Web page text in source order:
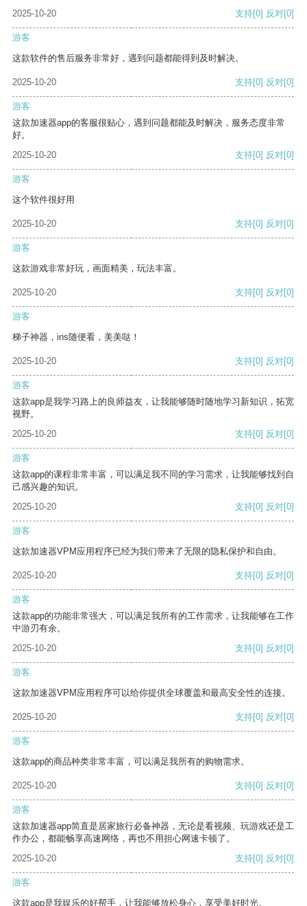
2025-10-20
支持[0] 反对[0]
游客
这款软件的售后服务非常好，遇到问题都能得到及时解决。
2025-10-20 支持[0] 反对[0]
游客
这款加速器app的客服很贴心，遇到问题都能及时解决，服务态度非常
好。
2025-10-20
支持[0] 反对[0]
游客
这个软件很好用
2025-10-20 支持[0] 反对[0]
游客
这款游戏非常好玩，画面精美，玩法丰富。
2025-10-20 支持[0] 反对[0]
游客
梯子神器，ins随便看，美美哒！
2025-10-20 支持[0] 反对[0]
游客
这款app是我学习路上的良师益友，让我能够随时随地学习新知识，拓宽
视野。
2025-10-20
支持[0] 反对[0]
游客
这款app的课程非常丰富，可以满足我不同的学习需求，让我能够找到自
己感兴趣的知识。
2025-10-20
支持[0] 反对[0]
游客
这款加速器VPM应用程序已经为我们带来了无限的隐私保护和自由。
2025-10-20 支持[0] 反对[0]
游客
这款app的功能非常强大，可以满足我所有的工作需求，让我能够在工作
中游刃有余。
2025-10-20
支持[0] 反对[0]
游客
这款加速器VPM应用程序可以给你提供全球覆盖和最高安全性的连接。
2025-10-20 支持[0] 反对[0]
游客
这款app的商品种类非常丰富，可以满足我所有的购物需求。
2025-10-20 支持[0] 反对[0]
游客
这款加速器app简直是居家旅行必备神器，无论是看视频、玩游戏还是工
作办公，都能畅享高速网络，再也不用担心网速卡顿了。
2025-10-20
支持[0] 反对[0]
游客
这款app是我娱乐的好帮手，让我能够放松身心，享受美好时光。